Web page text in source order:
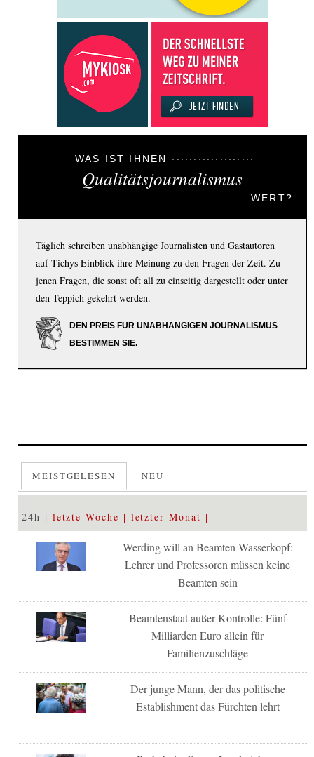
WAS IST IHNEN
Qualitätsjournalismus
WERT?
Täglich schreiben unabhängige Journalisten und Gastautoren
auf Tichys Einblick ihre Meinung zu den Fragen der Zeit. Zu
jenen Fragen, die sonst oft all zu einseitig dargestellt oder unter
den Teppich gekehrt werden.
DEN PREIS FÜR UNABHÄNGIGEN JOURNALISMUS
BESTIMMEN SIE.
MEISTGELESEN NEU
24h letzte Woche letzter Monat
Werding will an Beamten-Wasserkopf:
Lehrer und Professoren müssen keine
Beamten sein
Beamtenstaat außer Kontrolle: Fünf
Milliarden Euro allein für
Familienzuschläge
Der junge Mann, der das politische
Establishment das Fürchten lehrt